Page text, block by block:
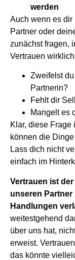
werden
Auch wenn es dir
Partner oder
zunächst fragen,
Vertrauen
Zweifelst
Partnerin?
Fehlt dir
Mangelt es
Klar, diese Frage
können die
Lass dich nicht
einfach im
Vertrauen ist
unseren Partner
Handlungen
weitestgehend
über uns hat,
erweist.
das könnte